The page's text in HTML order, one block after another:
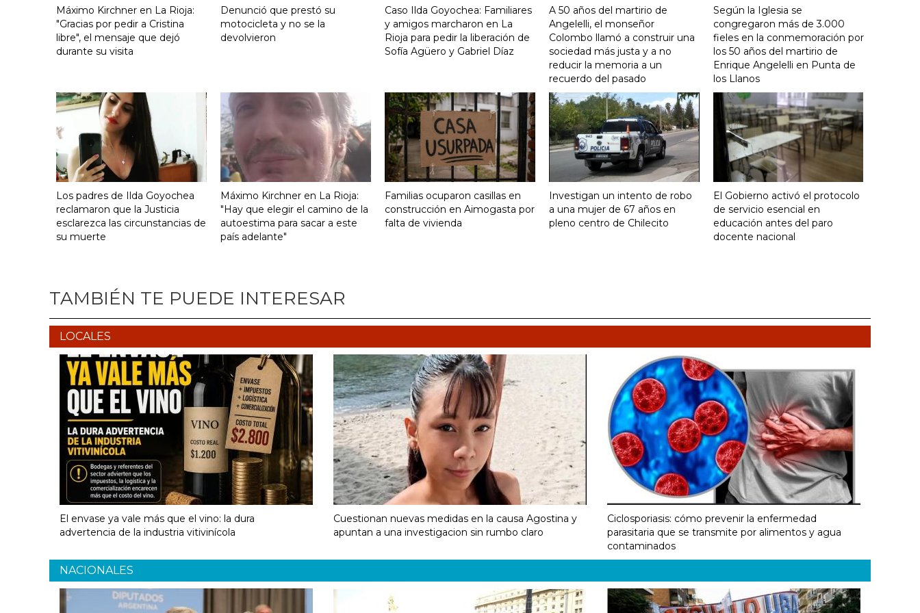
Máximo Kirchner en La Rioja:
"Gracias por pedir a Cristina
libre", el mensaje que dejó
durante su visita
Denunció que prestó su
motocicleta y no se la
devolvieron
Caso Ilda Goyochea: Familiares
y amigos marcharon en La
Rioja para pedir la liberación de
Sofía Agüero y Gabriel Díaz
A 50 años del martirio de
Angelelli, el monseñor
Colombo llamó a construir una
sociedad más justa y a no
reducir la memoria a un
recuerdo del pasado
Según la Iglesia se
congregaron más de 3.000
fieles en la conmemoración por
los 50 años del martirio de
Enrique Angelelli en Punta de
los Llanos
Los padres de Ilda Goyochea
reclamaron que la Justicia
esclarezca las circunstancias de
su muerte
Máximo Kirchner en La Rioja:
"Hay que elegir el camino de la
autoestima para sacar a este
país adelante"
Familias ocuparon casillas en
construcción en Aimogasta por
falta de vivienda
Investigan un intento de robo
a una mujer de 67 años en
pleno centro de Chilecito
El Gobierno activó el protocolo
de servicio esencial en
educación antes del paro
docente nacional
TAMBIÉN TE PUEDE INTERESAR
LOCALES
El envase ya vale más que el vino: la dura
advertencia de la industria vitivinícola
Cuestionan nuevas medidas en la causa Agostina y
apuntan a una investigacion sin rumbo claro
Ciclosporiasis: cómo prevenir la enfermedad
parasitaria que se transmite por alimentos y agua
contaminados
NACIONALES